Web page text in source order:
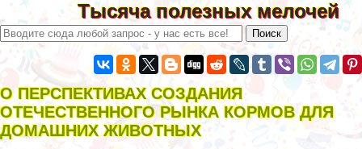
Тысяча полезных мелочей
О ПЕРСПЕКТИВАХ СОЗДАНИЯ
ОТЕЧЕСТВЕННОГО РЫНКА КОРМОВ ДЛЯ
ДОМАШНИХ ЖИВОТНЫХ